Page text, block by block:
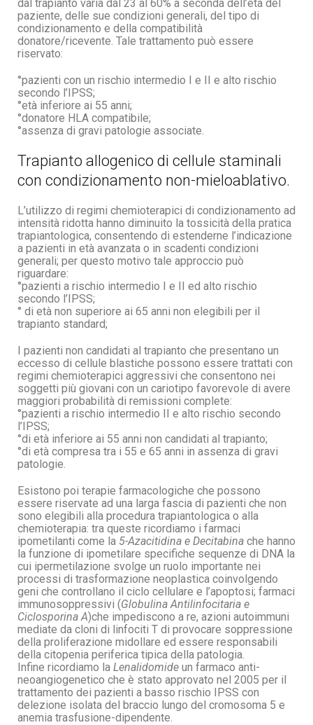
dal trapianto varia dal 23 al 60% a seconda dell’età del
paziente, delle sue condizioni generali, del tipo di
condizionamento e della compatibilità
donatore/ricevente. Tale trattamento può essere
riservato:
°pazienti con un rischio intermedio I e II e alto rischio
secondo l’IPSS;
°età inferiore ai 55 anni;
°donatore HLA compatibile;
°assenza di gravi patologie associate.
Trapianto allogenico di cellule staminali
con condizionamento non-mieloablativo.
L’utilizzo di regimi chemioterapici di condizionamento ad
intensità ridotta hanno diminuito la tossicità della pratica
trapiantologica, consentendo di estenderne l’indicazione
a pazienti in età avanzata o in scadenti condizioni
generali; per questo motivo tale approccio può
riguardare:
°pazienti a rischio intermedio I e II ed alto rischio
secondo l’IPSS;
° di età non superiore ai 65 anni non elegibili per il
trapianto standard;
I pazienti non candidati al trapianto che presentano un
eccesso di cellule blastiche possono essere trattati con
regimi chemioterapici aggressivi che consentono nei
soggetti più giovani con un cariotipo favorevole di avere
maggiori probabilità di remissioni complete:
°pazienti a rischio intermedio II e alto rischio secondo
l’IPSS;
°di età inferiore ai 55 anni non candidati al trapianto;
°di età compresa tra i 55 e 65 anni in assenza di gravi
patologie.
Esistono poi terapie farmacologiche che possono
essere riservate ad una larga fascia di pazienti che non
sono elegibili alla procedura trapiantologica o alla
chemioterapia: tra queste ricordiamo i farmaci
ipometilanti come la 5-Azacitidina e Decitabina che hanno
la funzione di ipometilare specifiche sequenze di DNA la
cui ipermetilazione svolge un ruolo importante nei
processi di trasformazione neoplastica coinvolgendo
geni che controllano il ciclo cellulare e l’apoptosi; farmaci
immunosoppressivi (Globulina Antilinfocitaria e
Ciclosporina A)che impediscono a re, azioni autoimmuni
mediate da cloni di linfociti T di provocare soppressione
della proliferazione midollare ed essere responsabili
della citopenia periferica tipica della patologia.
Infine ricordiamo la Lenalidomide un farmaco anti-
neoangiogenetico che è stato approvato nel 2005 per il
trattamento dei pazienti a basso rischio IPSS con
delezione isolata del braccio lungo del cromosoma 5 e
anemia trasfusione-dipendente.